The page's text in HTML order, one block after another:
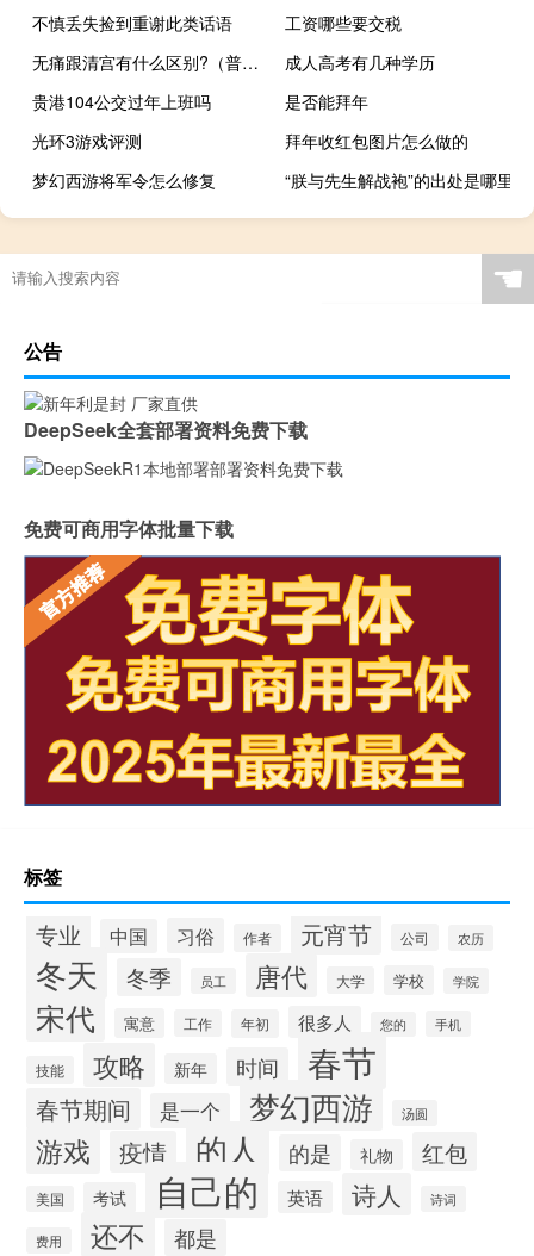
不慎丢失捡到重谢此类话语
工资哪些要交税
无痛跟清宫有什么区别?（普通清宫和无痛清宫的区别）
成人高考有几种学历
贵港104公交过年上班吗
是否能拜年
光环3游戏评测
拜年收红包图片怎么做的
梦幻西游将军令怎么修复
“朕与先生解战袍”的出处是哪里
☚
公告
DeepSeek全套部署资料免费下载
免费可商用字体批量下载
标签
专业 中国 习俗 作者 元宵节 公司 农历
冬天 冬季 员工 唐代 大学 学校 学院
宋代 寓意 工作 年初 很多人 您的 手机
技能 攻略 新年 时间 春节
春节期间 是一个 梦幻西游 汤圆
游戏 疫情 的人 的是 礼物 红包
美国 考试 自己的 英语 诗人 诗词
费用 还不 都是